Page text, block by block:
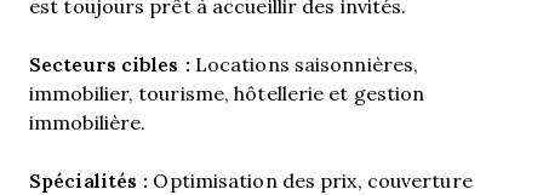
est toujours prêt à accueillir des invités.
Secteurs cibles : Locations saisonnières,
immobilier, tourisme, hôtellerie et gestion
immobilière.
Spécialités : Optimisation des prix, couverture